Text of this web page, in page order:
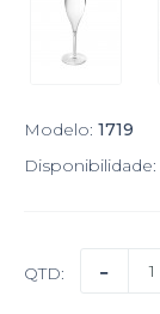
Modelo: 1719
Disponibilidade:
QTD: